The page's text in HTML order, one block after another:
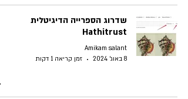
שדרוג הספרייה הדיגיטלית
Hathitrust
Amikam salant
8 באוג׳ 2024
זמן קריאה 1 דקות